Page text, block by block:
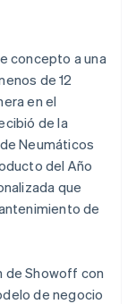
concepto a una
de 12
en el
de la
Neumáticos
del Año
que
de
de Showoff con
de negocio